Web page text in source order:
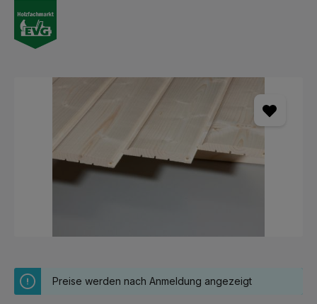
Bildergalerie überspringen
Preise werden nach Anmeldung angezeigt